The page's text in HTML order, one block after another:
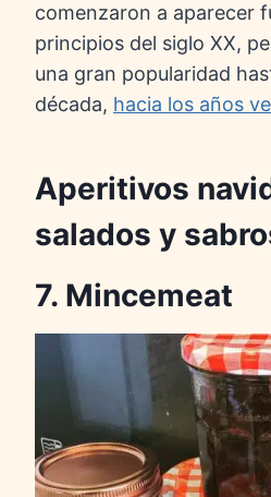
comenzaron a aparecer
principios del siglo XX,
una gran popularidad
década, hacia los años
Aperitivos
salados y
7. Mincemeat